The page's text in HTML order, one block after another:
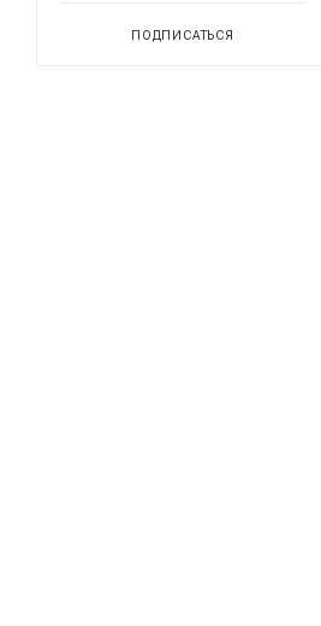
ПОДПИСАТЬСЯ